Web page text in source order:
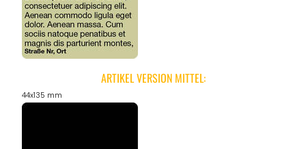
ARTIKEL VERSION MITTEL:
44x135 mm